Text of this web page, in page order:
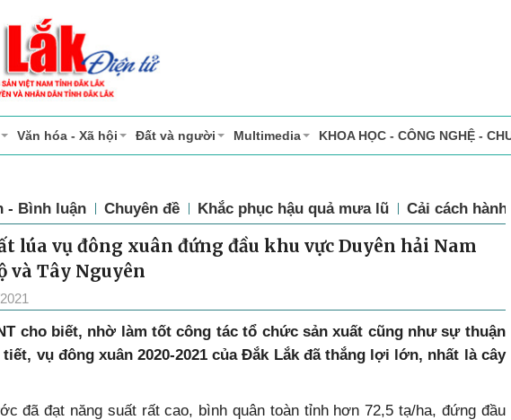
Văn hóa - Xã hội Đất và người Multimedia KHOA HỌC - CÔNG NGHỆ -
- Bình luận Chuyên đề Khắc phục hậu quả mưa lũ Cải cách hành
lúa vụ đông xuân đứng đầu khu vực Duyên hải Nam
và Tây Nguyên
cho biết, nhờ làm tốt công tác tổ chức sản xuất cũng như sự thuận
vụ đông xuân 2020-2021 của Đắk Lắk đã thắng lợi lớn, nhất là cây
đã đạt năng suất rất cao, bình quân toàn tỉnh hơn 72,5 tạ/ha, đứng đầu